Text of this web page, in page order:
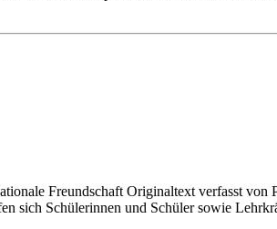
Freundschaft Originaltext verfasst
sich Schülerinnen und Schüler sowie